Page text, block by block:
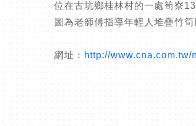
位在古坑鄉桂林村的一處筍寮
圖為老師傅指導年輕人堆疊竹
網址： http://